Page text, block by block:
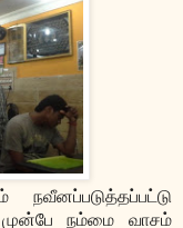
முன்பே நம்மை வாசம்